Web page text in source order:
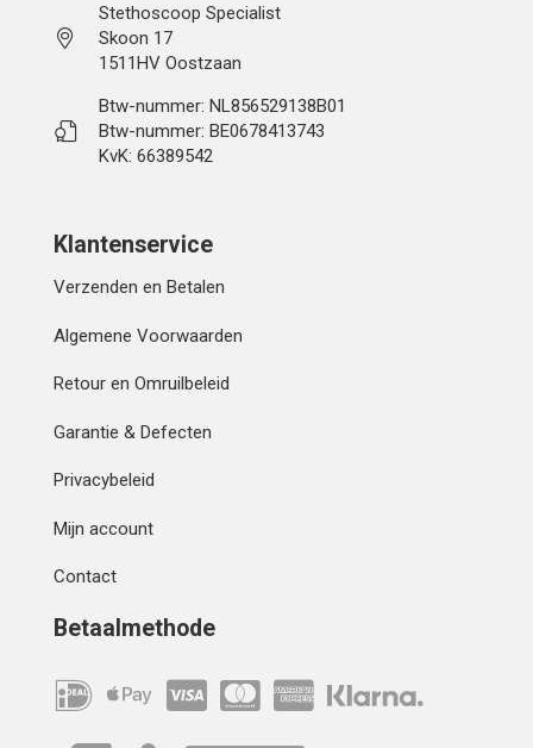
Stethoscoop Specialist
Skoon 17
1511HV Oostzaan
Btw-nummer: NL856529138B01
Btw-nummer: BE0678413743
KvK: 66389542
Klantenservice
Verzenden en Betalen
Algemene Voorwaarden
Retour en Omruilbeleid
Garantie & Defecten
Privacybeleid
Mijn account
Contact
Betaalmethode